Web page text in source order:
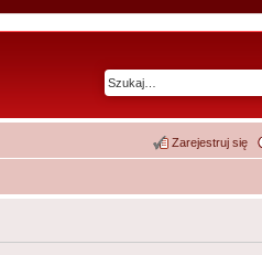
Zarejestruj się